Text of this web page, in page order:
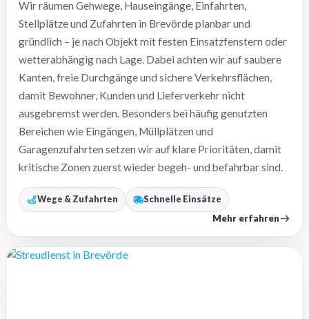
Wir räumen Gehwege, Hauseingänge, Einfahrten,
Stellplätze und Zufahrten in Brevörde planbar und
gründlich – je nach Objekt mit festen Einsatzfenstern oder
wetterabhängig nach Lage. Dabei achten wir auf saubere
Kanten, freie Durchgänge und sichere Verkehrsflächen,
damit Bewohner, Kunden und Lieferverkehr nicht
ausgebremst werden. Besonders bei häufig genutzten
Bereichen wie Eingängen, Müllplätzen und
Garagenzufahrten setzen wir auf klare Prioritäten, damit
kritische Zonen zuerst wieder begeh- und befahrbar sind.
Wege & Zufahrten Schnelle Einsätze
Mehr erfahren